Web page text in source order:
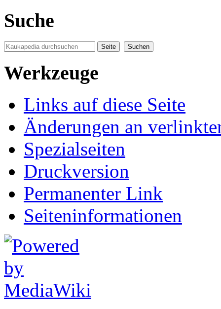
Suche
Werkzeuge
Links auf diese Seite
Änderungen an
Spezialseiten
Druckversion
Permanenter Link
Seiten­informationen